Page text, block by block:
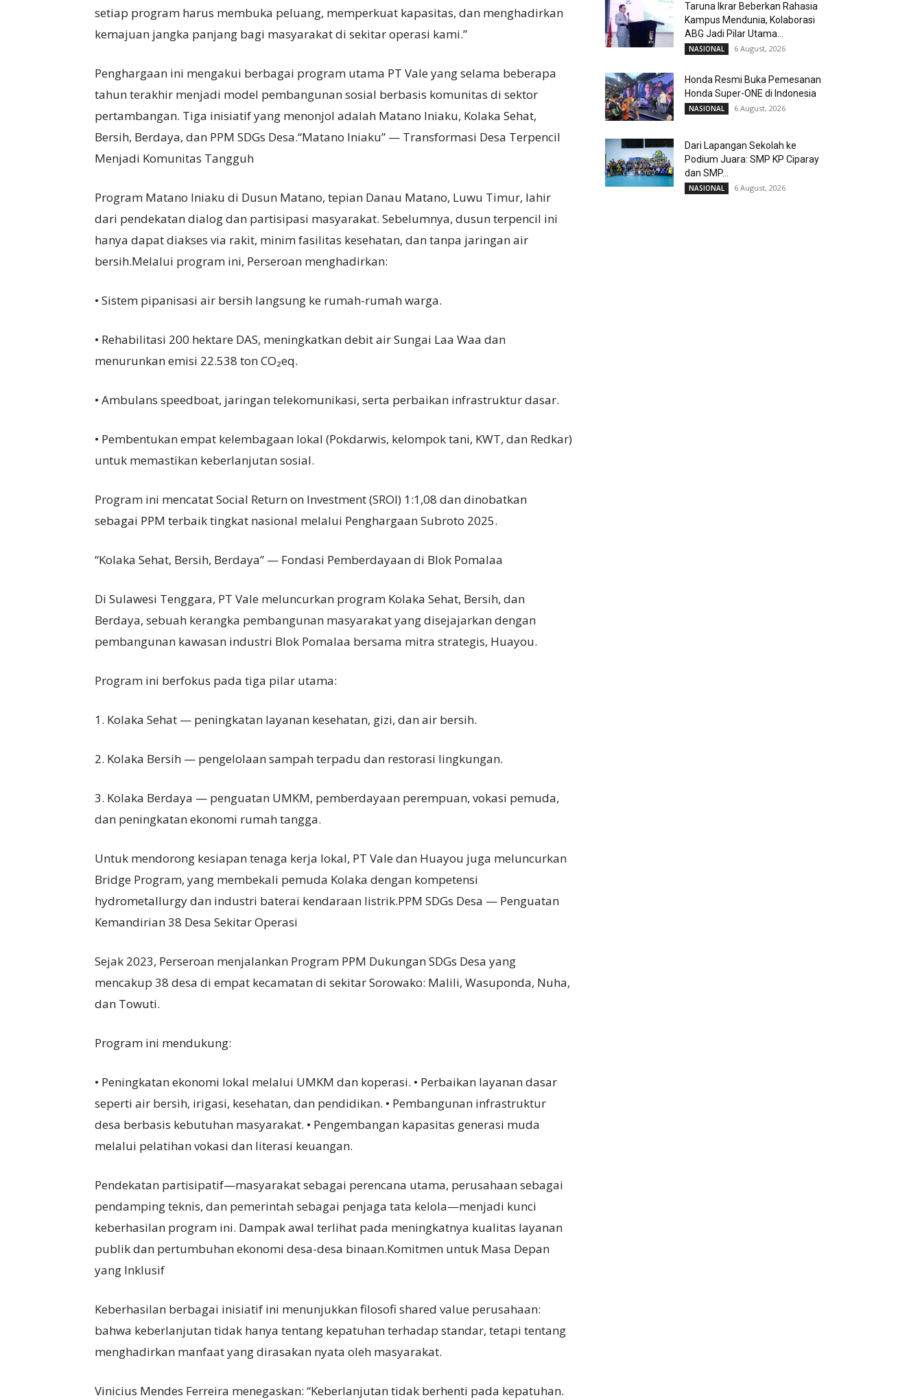
setiap program harus membuka peluang, memperkuat kapasitas, dan menghadirkan
kemajuan jangka panjang bagi masyarakat di sekitar operasi kami.”
Penghargaan ini mengakui berbagai program utama PT Vale yang selama beberapa
tahun terakhir menjadi model pembangunan sosial berbasis komunitas di sektor
pertambangan. Tiga inisiatif yang menonjol adalah Matano Iniaku, Kolaka Sehat,
Bersih, Berdaya, dan PPM SDGs Desa.“Matano Iniaku” — Transformasi Desa Terpencil
Menjadi Komunitas Tangguh
Program Matano Iniaku di Dusun Matano, tepian Danau Matano, Luwu Timur, lahir
dari pendekatan dialog dan partisipasi masyarakat. Sebelumnya, dusun terpencil ini
hanya dapat diakses via rakit, minim fasilitas kesehatan, dan tanpa jaringan air
bersih.Melalui program ini, Perseroan menghadirkan:
• Sistem pipanisasi air bersih langsung ke rumah-rumah warga.
• Rehabilitasi 200 hektare DAS, meningkatkan debit air Sungai Laa Waa dan
menurunkan emisi 22.538 ton CO₂eq.
• Ambulans speedboat, jaringan telekomunikasi, serta perbaikan infrastruktur dasar.
• Pembentukan empat kelembagaan lokal (Pokdarwis, kelompok tani, KWT, dan Redkar)
untuk memastikan keberlanjutan sosial.
Program ini mencatat Social Return on Investment (SROI) 1:1,08 dan dinobatkan
sebagai PPM terbaik tingkat nasional melalui Penghargaan Subroto 2025.
“Kolaka Sehat, Bersih, Berdaya” — Fondasi Pemberdayaan di Blok Pomalaa
Di Sulawesi Tenggara, PT Vale meluncurkan program Kolaka Sehat, Bersih, dan
Berdaya, sebuah kerangka pembangunan masyarakat yang disejajarkan dengan
pembangunan kawasan industri Blok Pomalaa bersama mitra strategis, Huayou.
Program ini berfokus pada tiga pilar utama:
1. Kolaka Sehat — peningkatan layanan kesehatan, gizi, dan air bersih.
2. Kolaka Bersih — pengelolaan sampah terpadu dan restorasi lingkungan.
3. Kolaka Berdaya — penguatan UMKM, pemberdayaan perempuan, vokasi pemuda,
dan peningkatan ekonomi rumah tangga.
Untuk mendorong kesiapan tenaga kerja lokal, PT Vale dan Huayou juga meluncurkan
Bridge Program, yang membekali pemuda Kolaka dengan kompetensi
hydrometallurgy dan industri baterai kendaraan listrik.PPM SDGs Desa — Penguatan
Kemandirian 38 Desa Sekitar Operasi
Sejak 2023, Perseroan menjalankan Program PPM Dukungan SDGs Desa yang
mencakup 38 desa di empat kecamatan di sekitar Sorowako: Malili, Wasuponda, Nuha,
dan Towuti.
Program ini mendukung:
• Peningkatan ekonomi lokal melalui UMKM dan koperasi. • Perbaikan layanan dasar
seperti air bersih, irigasi, kesehatan, dan pendidikan. • Pembangunan infrastruktur
desa berbasis kebutuhan masyarakat. • Pengembangan kapasitas generasi muda
melalui pelatihan vokasi dan literasi keuangan.
Pendekatan partisipatif—masyarakat sebagai perencana utama, perusahaan sebagai
pendamping teknis, dan pemerintah sebagai penjaga tata kelola—menjadi kunci
keberhasilan program ini. Dampak awal terlihat pada meningkatnya kualitas layanan
publik dan pertumbuhan ekonomi desa-desa binaan.Komitmen untuk Masa Depan
yang Inklusif
Keberhasilan berbagai inisiatif ini menunjukkan filosofi shared value perusahaan:
bahwa keberlanjutan tidak hanya tentang kepatuhan terhadap standar, tetapi tentang
menghadirkan manfaat yang dirasakan nyata oleh masyarakat.
Vinicius Mendes Ferreira menegaskan: “Keberlanjutan tidak berhenti pada kepatuhan.
Taruna Ikrar Beberkan Rahasia
Kampus Mendunia, Kolaborasi
ABG Jadi Pilar Utama...
NASIONAL 6 August, 2026
Honda Resmi Buka Pemesanan
Honda Super-ONE di Indonesia
NASIONAL 6 August, 2026
Dari Lapangan Sekolah ke
Podium Juara: SMP KP Ciparay
dan SMP...
NASIONAL 6 August, 2026